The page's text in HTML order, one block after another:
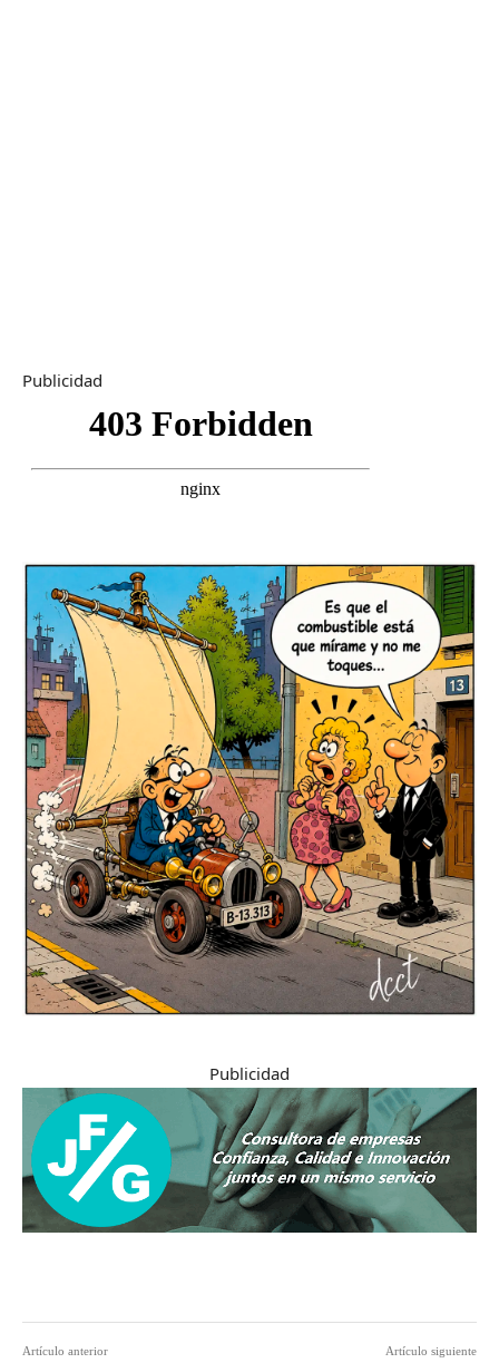
Publicidad
Publicidad
Artículo anterior Artículo siguiente